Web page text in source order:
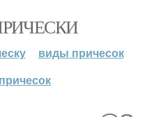
виды причесок